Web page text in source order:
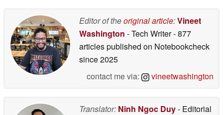
Editor of theoriginal article:Vineet
Washington - Tech Writer- 877
articles published on Notebookcheck
since 2025
contact me via:
vineetwashington
Translator: Ninh Ngoc Duy- Editorial